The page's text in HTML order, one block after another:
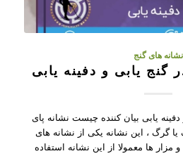
نشانه های گنج
گنج یابی و دفینه یابی
یابی بیان کننده چیست نشانه پای
گرگ ، این نشانه یکی از نشانه های
مزار ها معمولا از این نشانه استفاده